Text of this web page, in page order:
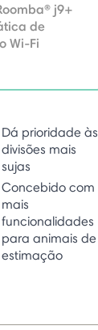
j9+
de
Wi-Fi
Dá prioridade às
divisões mais
sujas
Concebido com
mais
funcionalidades
para animais de
estimação